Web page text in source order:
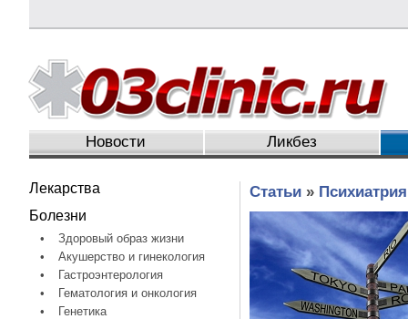
Новости Ликбез
Лекарства
Болезни
•
Здоровый образ жизни
•
Акушерство и гинекология
•
Гастроэнтерология
•
Гематология и онкология
•
Генетика
Статьи»